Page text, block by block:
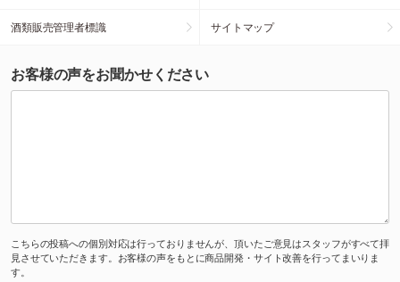
酒類販売管理者標識 サイトマップ
お客様の声をお聞かせください
こちらの投稿への個別対応は行っておりませんが、頂いたご意見はスタッフがすべて拝
見させていただきます。お客様の声をもとに商品開発・サイト改善を行ってまいりま
す。